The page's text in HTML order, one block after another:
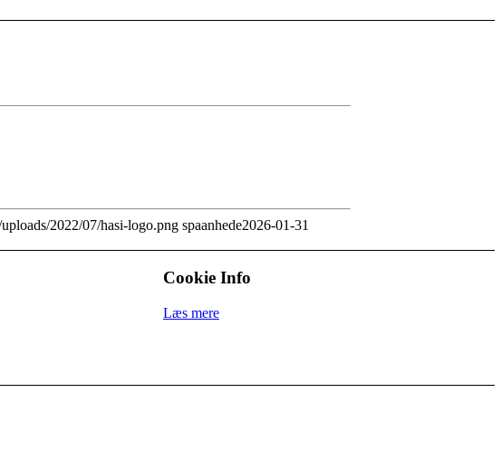
2022/07/hasi-logo.png spaanhede2026-01-31
Cookie Info
Læs mere